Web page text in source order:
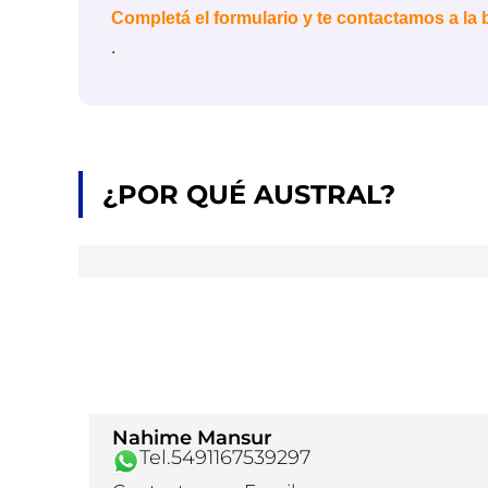
Completá el formulario y te contactamos a la
.
¿POR QUÉ AUSTRAL?
Nahime Mansur
Tel.5491167539297